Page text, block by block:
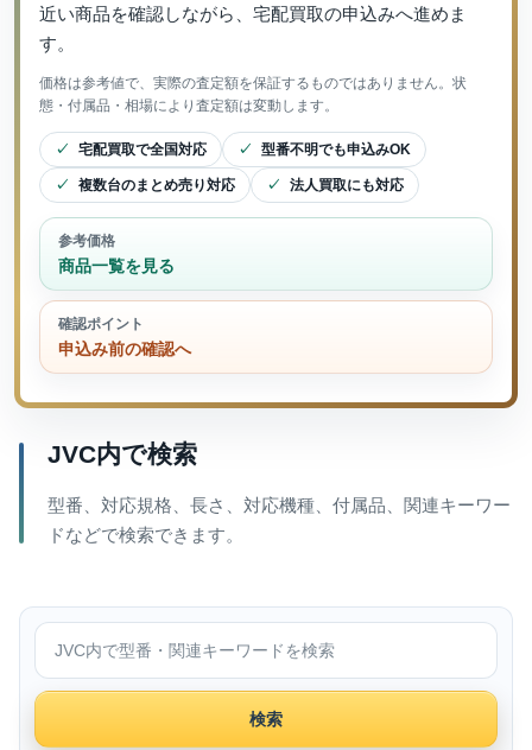
近い商品を確認しながら、宅配買取の申込みへ進めま
す。
価格は参考値で、実際の査定額を保証するものではありません。状
態・付属品・相場により査定額は変動します。
宅配買取で全国対応 型番不明でも申込みOK
複数台のまとめ売り対応 法人買取にも対応
参考価格
商品一覧を見る
確認ポイント
申込み前の確認へ
JVC内で検索
型番、対応規格、長さ、対応機種、付属品、関連キーワー
ドなどで検索できます。
JVC内で検索
検索